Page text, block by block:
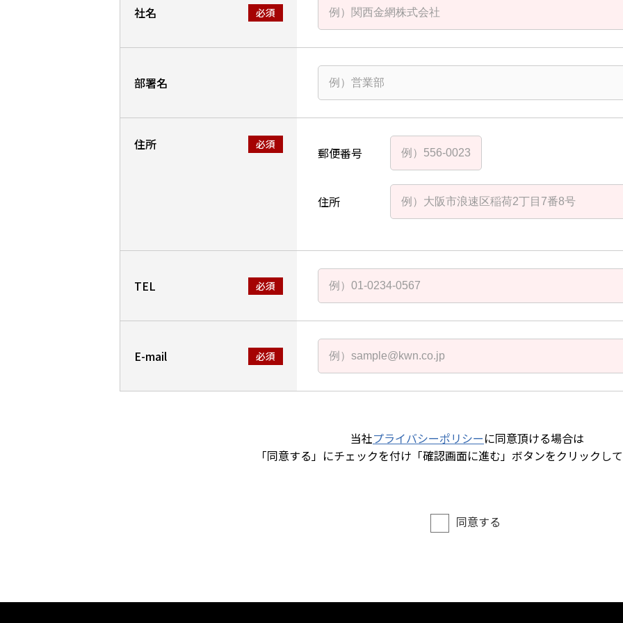
社名
部署名
住所
郵便番号
住所
TEL
E-mail
当社プライバシーポリシーに同意頂ける場合は
「同意する」にチェックを付け「確認画面に進む」ボタンをクリックして
同意する